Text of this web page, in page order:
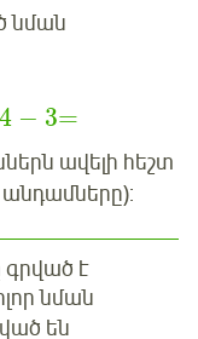
նման
4 − 3=
ավելի հեշտ
գրված է
նման
են